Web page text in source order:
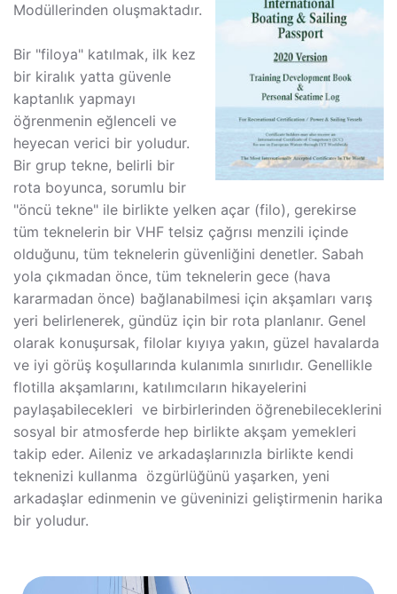
Modüllerinden oluşmaktadır.
Bir "filoya" katılmak, ilk kez
bir kiralık yatta güvenle
kaptanlık yapmayı
öğrenmenin eğlenceli ve
heyecan verici bir yoludur.
Bir grup tekne, belirli bir
rota boyunca, sorumlu bir
"öncü tekne" ile birlikte yelken açar (filo), gerekirse
tüm teknelerin bir VHF telsiz çağrısı menzili içinde
olduğunu, tüm teknelerin güvenliğini denetler. Sabah
yola çıkmadan önce, tüm teknelerin gece (hava
kararmadan önce) bağlanabilmesi için akşamları varış
yeri belirlenerek, gündüz için bir rota planlanır. Genel
olarak konuşursak, filolar kıyıya yakın, güzel havalarda
ve iyi görüş koşullarında kulanımla sınırlıdır. Genellikle
flotilla akşamlarını, katılımcıların hikayelerini
paylaşabilecekleri ve birbirlerinden öğrenebileceklerini
sosyal bir atmosferde hep birlikte akşam yemekleri
takip eder. Aileniz ve arkadaşlarınızla birlikte kendi
teknenizi kullanma özgürlüğünü yaşarken, yeni
arkadaşlar edinmenin ve güveninizi geliştirmenin harika
bir yoludur.